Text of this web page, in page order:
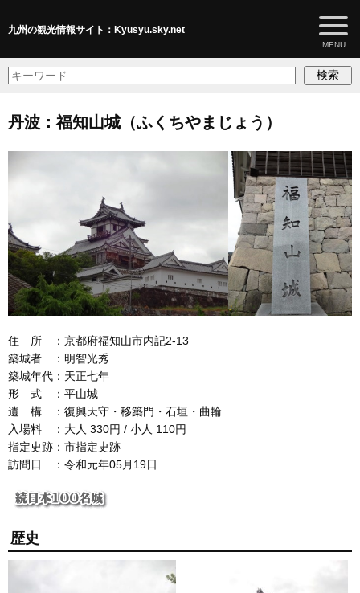
九州の観光情報サイト：Kyusyu.sky.net
検索
丹波：福知山城（ふくちやまじょう）
住 所 ：京都府福知山市内記2-13
築城者 ：明智光秀
築城年代：天正七年
形 式 ：平山城
遺 構 ：復興天守・移築門・石垣・曲輪
入場料 ：大人 330円 / 小人 110円
指定史跡：市指定史跡
訪問日 ：令和元年05月19日
歴史